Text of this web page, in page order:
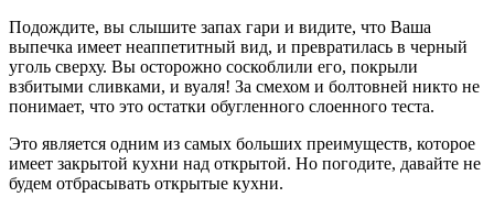
Подождите, вы слышите запах гари и видите, что Ваша
выпечка имеет неаппетитный вид, и превратилась в черный
уголь сверху. Вы осторожно соскоблили его, покрыли
взбитыми сливками, и вуаля! За смехом и болтовней никто не
понимает, что это остатки обугленного слоенного теста.
Это является одним из самых больших преимуществ, которое
имеет закрытой кухни над открытой. Но погодите, давайте не
будем отбрасывать открытые кухни.